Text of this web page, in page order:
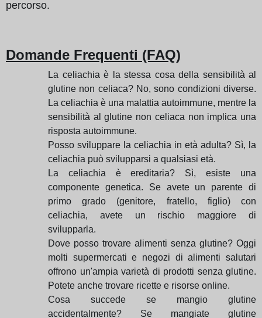
percorso.
Domande Frequenti (FAQ)
La celiachia è la stessa cosa della sensibilità al
glutine non celiaca? No, sono condizioni diverse.
La celiachia è una malattia autoimmune, mentre la
sensibilità al glutine non celiaca non implica una
risposta autoimmune.
Posso sviluppare la celiachia in età adulta? Sì, la
celiachia può svilupparsi a qualsiasi età.
La celiachia è ereditaria? Sì, esiste una
componente genetica. Se avete un parente di
primo grado (genitore, fratello, figlio) con
celiachia, avete un rischio maggiore di
svilupparla.
Dove posso trovare alimenti senza glutine? Oggi
molti supermercati e negozi di alimenti salutari
offrono un'ampia varietà di prodotti senza glutine.
Potete anche trovare ricette e risorse online.
Cosa succede se mangio glutine
accidentalmente? Se mangiate glutine